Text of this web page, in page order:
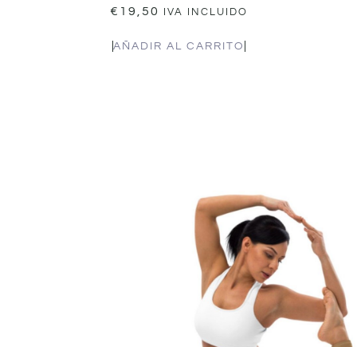
€ 19,50 IVA INCLUIDO
AÑADIR AL CARRITO